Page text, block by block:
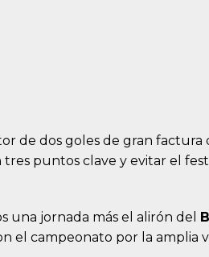
de dos goles de gran factura
puntos clave y evitar el
una jornada más el alirón del
el campeonato por la amplia